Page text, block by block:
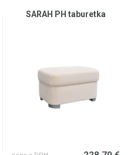
SARAH PH taburetka